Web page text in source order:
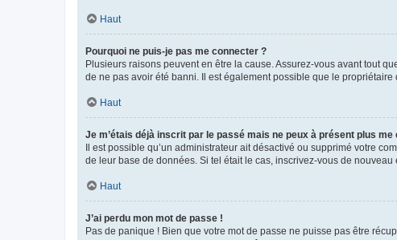
Haut
Pourquoi ne puis-je pas me connecter ?
Plusieurs raisons peuvent en être la cause. Assurez-vous avant tout
de ne pas avoir été banni. Il est également possible que le
Haut
Je m’étais déjà inscrit par le passé mais ne peux à présent plus me
Il est possible qu’un administrateur ait désactivé ou supprimé votre
de leur base de données. Si tel était le cas, inscrivez-vous de
Haut
J’ai perdu mon mot de passe !
Pas de panique ! Bien que votre mot de passe ne puisse pas être